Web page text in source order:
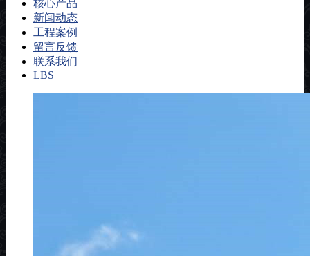
核心产品
新闻动态
工程案例
留言反馈
联系我们
LBS